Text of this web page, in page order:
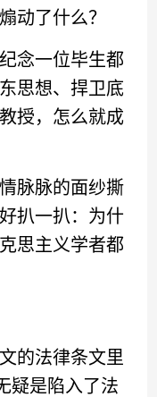
动了什么？
念一位毕生都
思想、捍卫底
授，怎么就成
脉脉的面纱撕
扒一扒：为什
思主义学者都
的法律条文里
疑是陷入了法